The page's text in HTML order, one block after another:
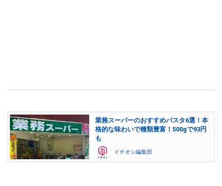
業務スーパーのおすすめパスタ6選！本
格的な味わいで種類豊富！500gで93円
も
イチオシ編集部